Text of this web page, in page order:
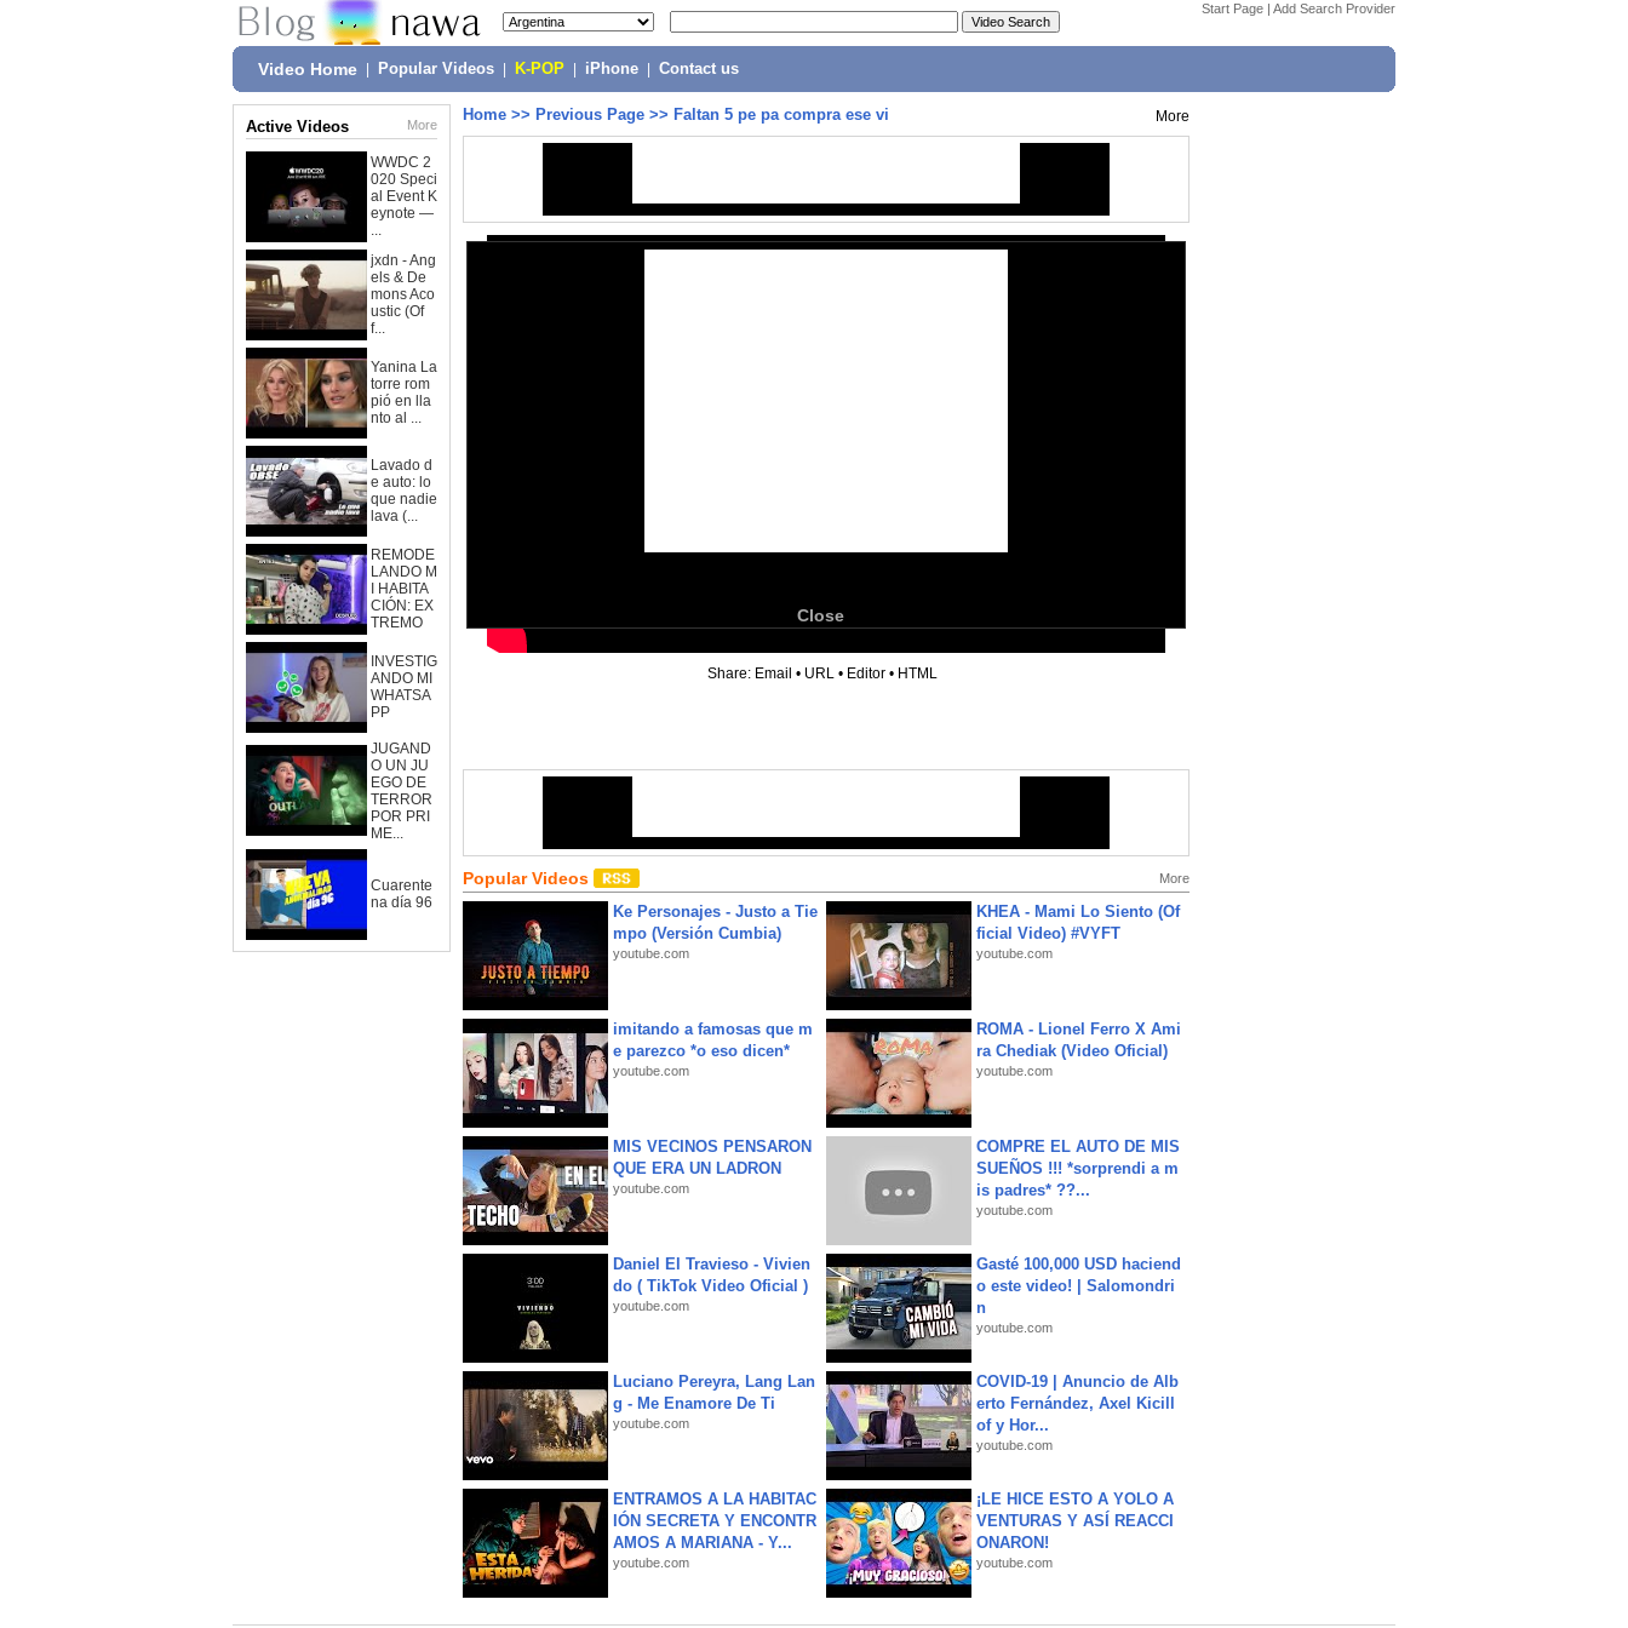
Start Page | Add Search Provider
Video Home Popular Videos K-POP iPhone Contact us
Active Videos More
WWDC 2
020 Speci
al Event K
eynote —
...
jxdn - Ang
els & De
mons Aco
ustic (Of
f...
Yanina La
torre rom
pió en lla
nto al ...
Lavado d
e auto: lo
que nadie
lava (...
REMODE
LANDO M
I HABITA
CIÓN: EX
TREMO
INVESTIG
ANDO MI
WHATSA
PP
JUGAND
O UN JU
EGO DE
TERROR
POR PRI
ME...
Cuarente
na día 96
Home >> Previous Page >> Faltan 5 pe pa compra ese vi More
Close
Share: Email • URL • Editor • HTML
Popular Videos More
Ke Personajes - Justo a Tie
mpo (Versión Cumbia)
youtube.com
KHEA - Mami Lo Siento (Of
ficial Video) #VYFT
youtube.com
imitando a famosas que m
e parezco *o eso dicen*
youtube.com
ROMA - Lionel Ferro X Ami
ra Chediak (Video Oficial)
youtube.com
MIS VECINOS PENSARON
QUE ERA UN LADRON
youtube.com
COMPRE EL AUTO DE MIS
SUEÑOS !!! *sorprendi a m
is padres* ??...
youtube.com
Daniel El Travieso - Vivien
do ( TikTok Video Oficial )
youtube.com
Gasté 100,000 USD haciend
o este video! | Salomondri
n
youtube.com
Luciano Pereyra, Lang Lan
g - Me Enamore De Ti
youtube.com
COVID-19 | Anuncio de Alb
erto Fernández, Axel Kicill
of y Hor...
youtube.com
ENTRAMOS A LA HABITAC
IÓN SECRETA Y ENCONTR
AMOS A MARIANA - Y...
youtube.com
¡LE HICE ESTO A YOLO A
VENTURAS Y ASÍ REACCI
ONARON!
youtube.com